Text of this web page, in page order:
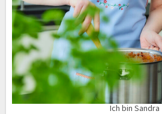
Ich bin Sandra